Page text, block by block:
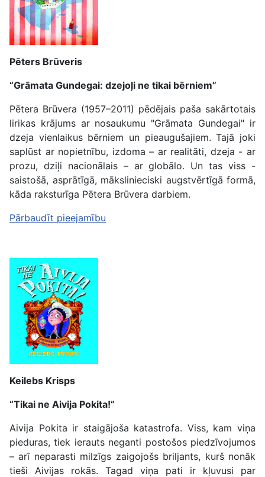
Pēters Brūveris
“Grāmata Gundegai: dzejoļi ne tikai bērniem”
Pētera Brūvera (1957–2011) pēdējais paša sakārtotais
lirikas krājums ar nosaukumu "Grāmata Gundegai" ir
dzeja vienlaikus bērniem un pieaugušajiem. Tajā joki
saplūst ar nopietnību, izdoma – ar realitāti, dzeja - ar
prozu, dziļi nacionālais – ar globālo. Un tas viss -
saistošā, asprātīgā, mākslinieciski augstvērtīgā formā,
kāda raksturīga Pētera Brūvera darbiem.
Pārbaudīt pieejamību
Keilebs Krisps
“Tikai ne Aivija Pokita!”
Aivija Pokita ir staigājoša katastrofa. Viss, kam viņa
pieduras, tiek ierauts neganti postošos piedzīvojumos
– arī neparasti milzīgs zaigojošs briljants, kurš nonāk
tieši Aivijas rokās. Tagad viņa pati ir kļuvusi par